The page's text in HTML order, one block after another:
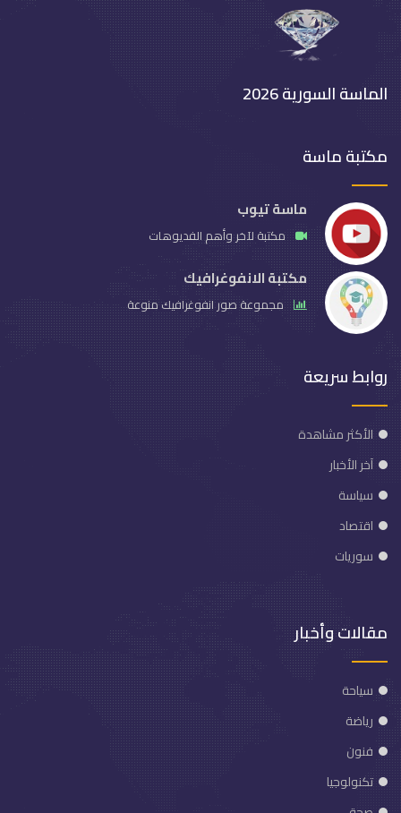
الماسة السورية 2026
مكتبة ماسة
ماسة تيوب
مكتبة لآخر وأهم الفديوهات
مكتبة الانفوغرافيك
مجموعة صور انفوغرافيك منوعة
روابط سريعة
الأكثر مشاهدة
آخر الأخبار
سياسة
اقتصاد
سوريات
مقالات وأخبار
سياحة
رياضة
فنون
تكنولوجيا